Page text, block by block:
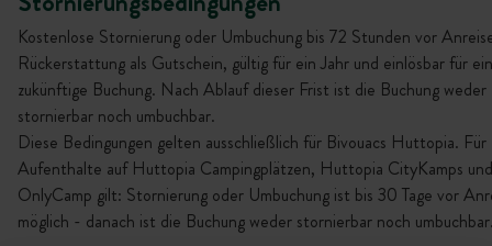
Kostenlose Stornierung oder Umbuchung bis 72 Stunden vor
Rückerstattung als Gutschein, gültig für ein Jahr und einlösbar für
zukünftige Buchung. Nach Ablauf dieser Frist ist die Buchung weder
stornierbar noch umbuchbar.
Diese Bedingungen gelten ausschließlich für Bivouacs Huttopia. Für
Aufenthalte auf Huttopia Campingplätzen, Huttopia CityKamps und
OnlyCamp gilt: Stornierung oder Umbuchung ist bis 30 Tage vor
möglich - danach ist die Buchung weder stornierbar noch